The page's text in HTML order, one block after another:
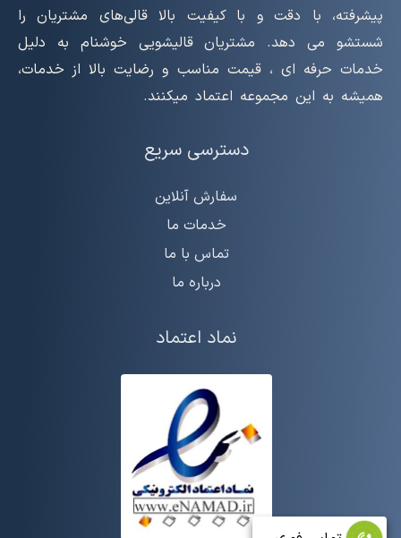
پیشرفته، با دقت و با کیفیت بالا قالی‌های مشتریان را
شستشو می دهد. مشتریان قالیشویی خوشنام به دلیل
خدمات حرفه ای ، قیمت مناسب و رضایت بالا از خدمات،
همیشه به این مجموعه اعتماد میکنند.
دسترسی سریع
سفارش آنلاین
خدمات ما
تماس با ما
درباره ما
نماد اعتماد